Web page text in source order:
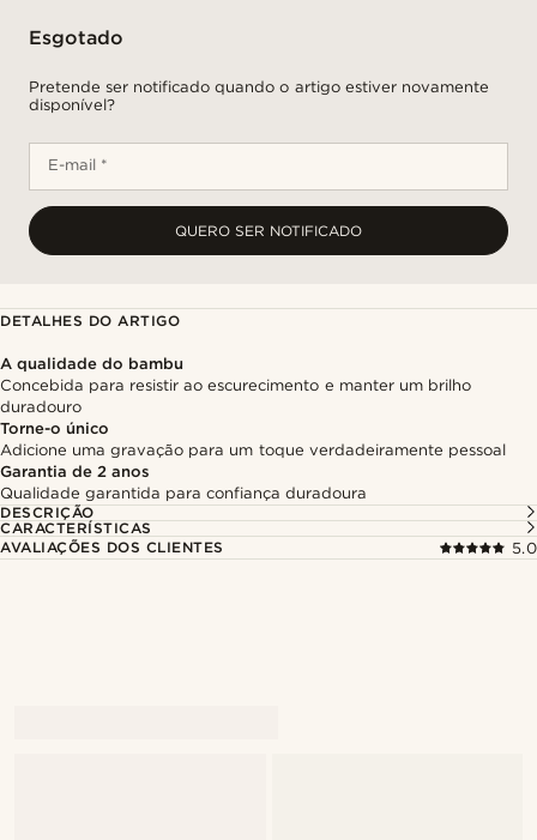
Esgotado
Pretende ser notificado quando o artigo estiver novamente
disponível?
E-mail *
QUERO SER NOTIFICADO
DETALHES DO ARTIGO
A qualidade do bambu
Concebida para resistir ao escurecimento e manter um brilho
duradouro
Torne-o único
Adicione uma gravação para um toque verdadeiramente pessoal
Garantia de 2 anos
Qualidade garantida para confiança duradoura
DESCRIÇÃO
CARACTERÍSTICAS
AVALIAÇÕES DOS CLIENTES
5.0